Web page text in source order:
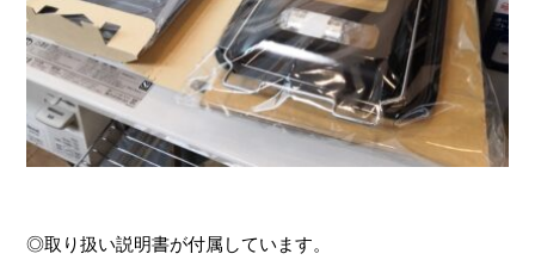
◎取り扱い説明書が付属しています。